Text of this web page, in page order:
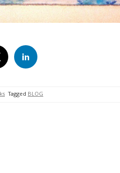
Tagged BLOG